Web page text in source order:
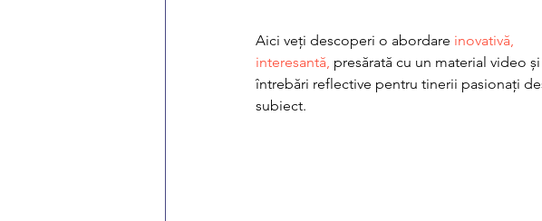
Aici veți descoperi o abordare inovativă,
interesantă, presărată cu un material video și
întrebări reflective pentru tinerii pasionați
subiect.